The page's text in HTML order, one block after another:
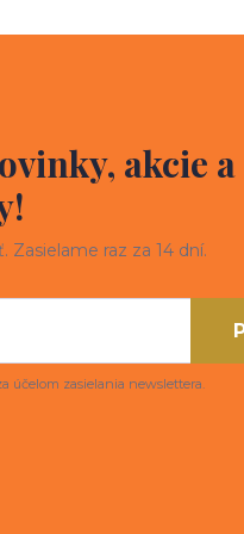
akcie a
raz za 14 dní.
účelom zasielania newslettera.